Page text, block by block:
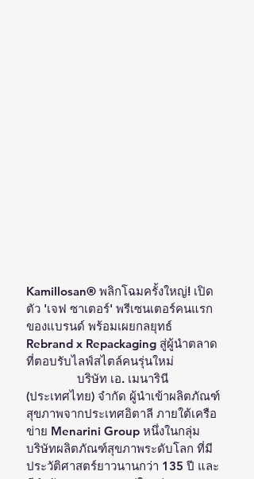
Kamillosan® พลิกโฉมครั้งใหญ่! เปิด
ตัว 'เจฟ ซาเตอร์' พรีเซนเตอร์คนแรก
ของแบรนด์ พร้อมเผยกลยุทธ์
Rebrand x Repackaging สู่ผู้นำตลาด
ที่ตอบรับไลฟ์สไตล์คนรุ่นใหม่
                บริษัท เอ. เมนารินี
(ประเทศไทย) จำกัด ผู้นำเข้าผลิตภัณฑ์
สุขภาพจากประเทศอิตาลี ภายใต้เครือ
ข่าย Menarini Group หนึ่งในกลุ่ม
บริษัทผลิตภัณฑ์สุขภาพระดับโลก ที่มี
ประวัติศาสตร์ยาวนานกว่า 135 ปี และ